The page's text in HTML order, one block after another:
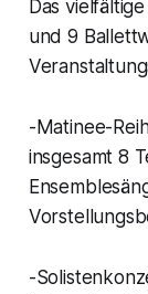
Das
und 9
-Matinee-
insgesamt 8
-